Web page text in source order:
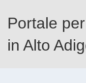
contenuto
principale
Portale
in Alto